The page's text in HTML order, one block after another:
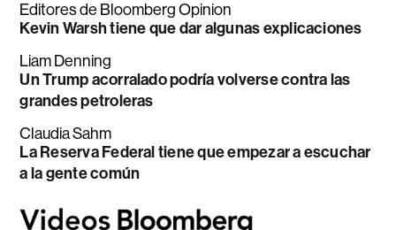
Editores de Bloomberg Opinion
Kevin Warsh tiene que dar algunas explicaciones
Liam Denning
Un Trump acorralado podría volverse contra las
grandes petroleras
Claudia Sahm
La Reserva Federal tiene que empezar a escuchar
a la gente común